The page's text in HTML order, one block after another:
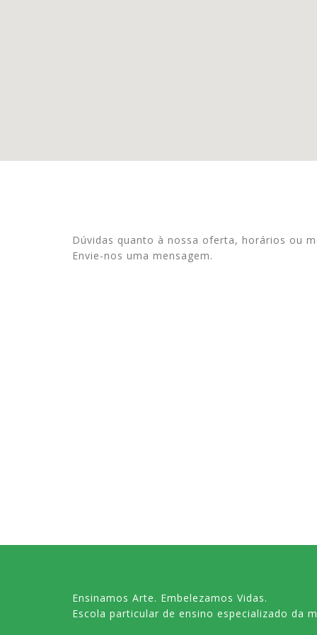
Dúvidas quanto à nossa oferta, horários ou
Envie-nos uma mensagem.
Ensinamos Arte. Embelezamos Vidas.
Escola particular de ensino especializado da